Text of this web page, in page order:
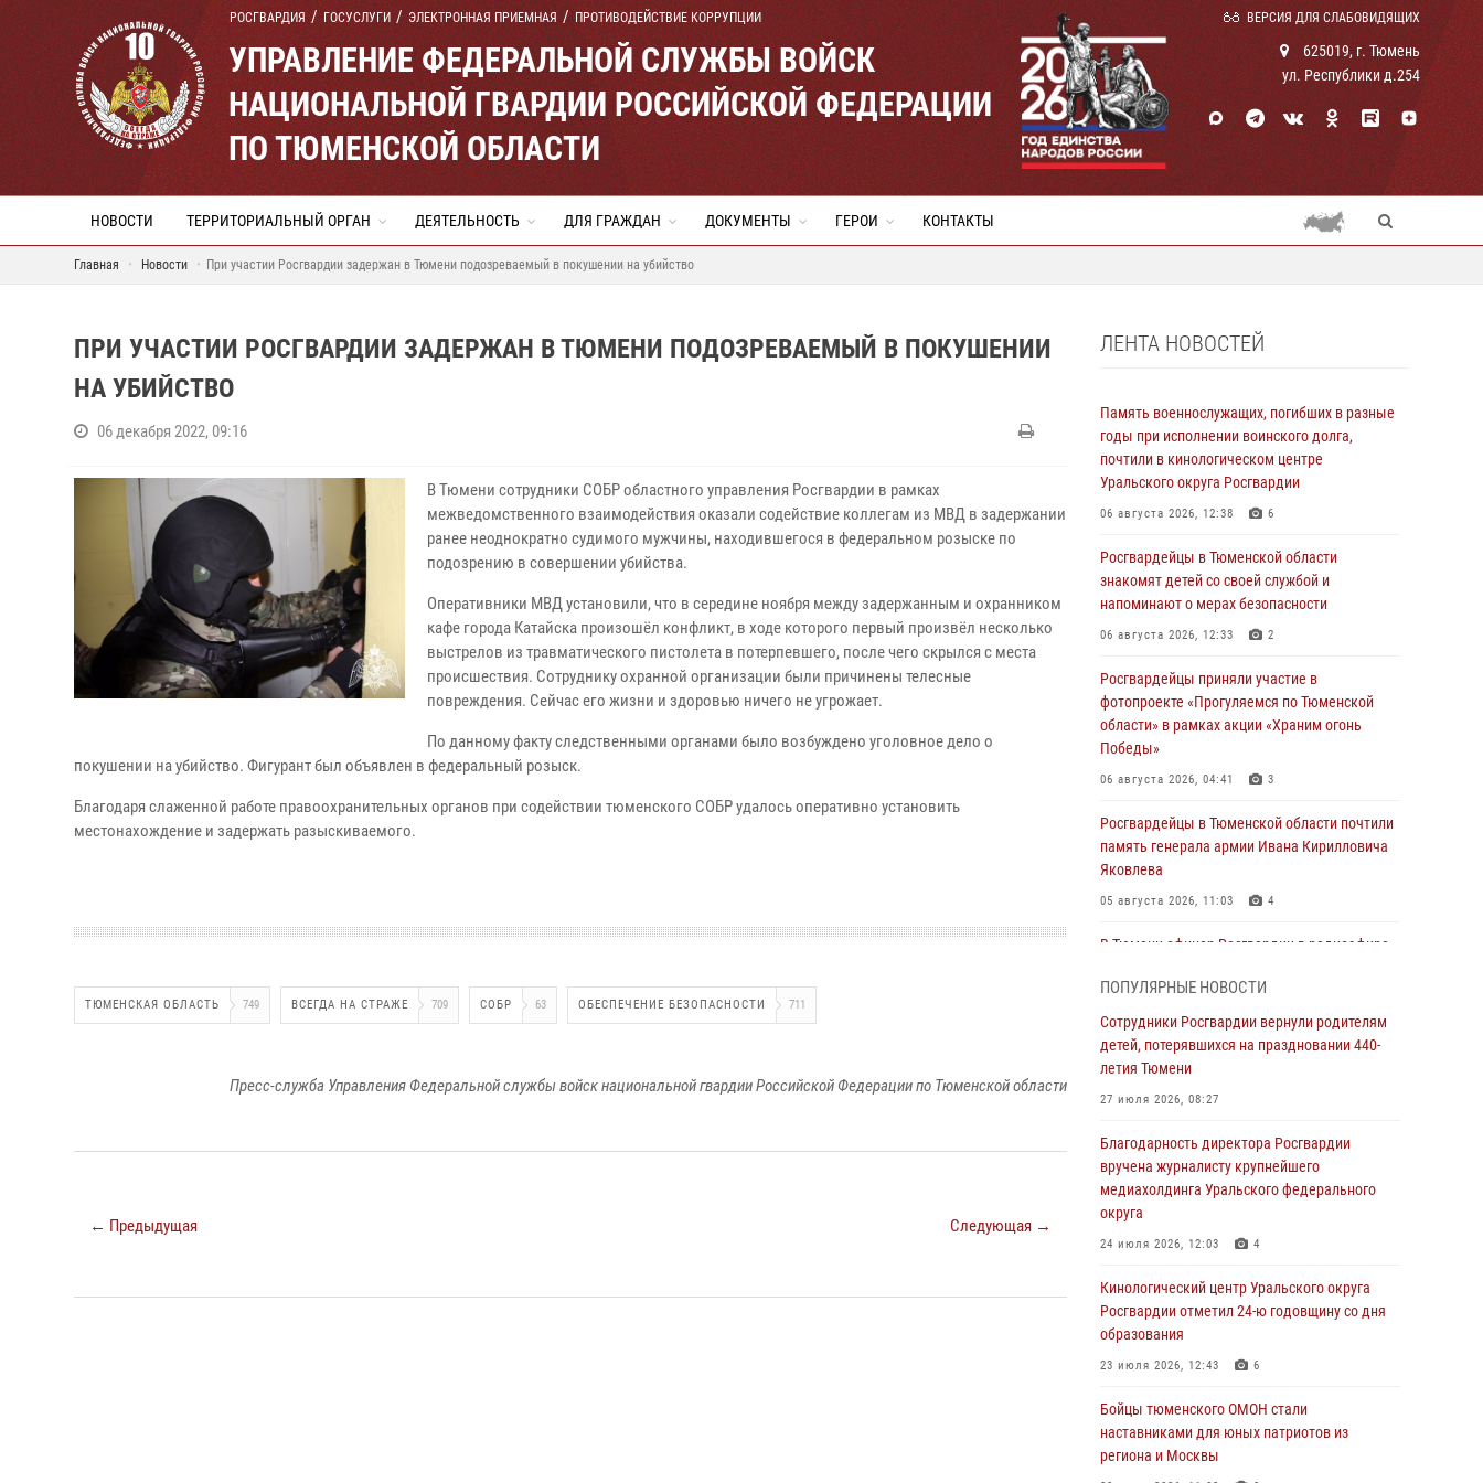
РОСГВАРДИЯ ГОСУСЛУГИ ЭЛЕКТРОННАЯ ПРИЕМНАЯ ПРОТИВОДЕЙСТВИЕ КОРРУПЦИИ ВЕРСИЯ ДЛЯ СЛАБОВИДЯЩИХ
УПРАВЛЕНИЕ ФЕДЕРАЛЬНОЙ СЛУЖБЫ ВОЙСК
НАЦИОНАЛЬНОЙ ГВАРДИИ РОССИЙСКОЙ ФЕДЕРАЦИИ
ПО ТЮМЕНСКОЙ ОБЛАСТИ
625019, г. Тюмень
ул. Республики д.254
НОВОСТИ ТЕРРИТОРИАЛЬНЫЙ ОРГАН ДЕЯТЕЛЬНОСТЬ ДЛЯ ГРАЖДАН ДОКУМЕНТЫ ГЕРОИ КОНТАКТЫ
Главная Новости При участии Росгвардии задержан в Тюмени подозреваемый в покушении на убийство
ПРИ УЧАСТИИ РОСГВАРДИИ ЗАДЕРЖАН В ТЮМЕНИ ПОДОЗРЕВАЕМЫЙ В ПОКУШЕНИИ
НА УБИЙСТВО
06 декабря 2022, 09:16
В Тюмени сотрудники СОБР областного управления Росгвардии в рамках
межведомственного взаимодействия оказали содействие коллегам из МВД в задержании
ранее неоднократно судимого мужчины, находившегося в федеральном розыске по
подозрению в совершении убийства.
Оперативники МВД установили, что в середине ноября между задержанным и охранником
кафе города Катайска произошёл конфликт, в ходе которого первый произвёл несколько
выстрелов из травматического пистолета в потерпевшего, после чего скрылся с места
происшествия. Сотруднику охранной организации были причинены телесные
повреждения. Сейчас его жизни и здоровью ничего не угрожает.
По данному факту следственными органами было возбуждено уголовное дело о
покушении на убийство. Фигурант был объявлен в федеральный розыск.
Благодаря слаженной работе правоохранительных органов при содействии тюменского СОБР удалось оперативно установить
местонахождение и задержать разыскиваемого.
ТЮМЕНСКАЯ ОБЛАСТЬ 749 ВСЕГДА НА СТРАЖЕ 709 СОБР 63 ОБЕСПЕЧЕНИЕ БЕЗОПАСНОСТИ 711
Пресс-служба Управления Федеральной службы войск национальной гвардии Российской Федерации по Тюменской области
← Предыдущая Следующая →
ЛЕНТА НОВОСТЕЙ
Память военнослужащих, погибших в разные
годы при исполнении воинского долга,
почтили в кинологическом центре
Уральского округа Росгвардии
06 августа 2026, 12:38 6
Росгвардейцы в Тюменской области
знакомят детей со своей службой и
напоминают о мерах безопасности
06 августа 2026, 12:33 2
Росгвардейцы приняли участие в
фотопроекте «Прогуляемся по Тюменской
области» в рамках акции «Храним огонь
Победы»
06 августа 2026, 04:41 3
Росгвардейцы в Тюменской области почтили
память генерала армии Ивана Кирилловича
Яковлева
05 августа 2026, 11:03 4
В Тюмени офицер Росгвардии в радиоэфире
владения оружием
05 августа 2026, 09:56 2
Военнослужащие Росгвардии сбили дрон-
Стальной характер продемонстрировали
росгвардейцы в ходе масштабных
спортивных событий на Урале
05 августа 2026, 05:22
В Тюмени сотрудник Росгвардии во
внеслужебное время задержал виновника
ДТП
05 августа 2026, 05:15
Со 101-м Днём рождения поздравили
сотрудники Росгвардии труженицу тыла из
Тюмени
ПОПУЛЯРНЫЕ НОВОСТИ
Сотрудники Росгвардии вернули родителям
детей, потерявшихся на праздновании 440-
летия Тюмени
27 июля 2026, 08:27
Благодарность директора Росгвардии
вручена журналисту крупнейшего
медиахолдинга Уральского федерального
округа
24 июля 2026, 12:03 4
Кинологический центр Уральского округа
Росгвардии отметил 24-ю годовщину со дня
образования
23 июля 2026, 12:43 6
Бойцы тюменского ОМОН стали
наставниками для юных патриотов из
региона и Москвы